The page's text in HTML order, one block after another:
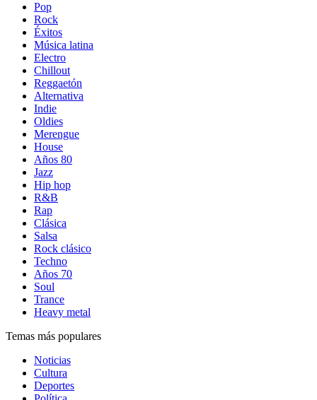
Pop
Rock
Éxitos
Música latina
Electro
Chillout
Reggaetón
Alternativa
Indie
Oldies
Merengue
House
Años 80
Jazz
Hip hop
R&B
Rap
Clásica
Salsa
Rock clásico
Techno
Años 70
Soul
Trance
Heavy metal
Temas más populares
Noticias
Cultura
Deportes